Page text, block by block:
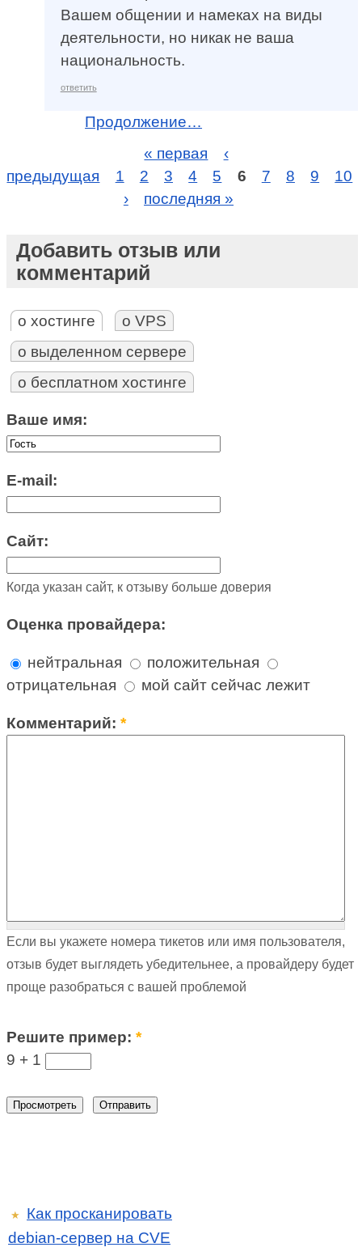
Вашем общении и намеках на виды
деятельности, но никак не ваша
национальность.
ответить
Продолжение…
« первая
‹
предыдущая
1 2 3 4 5 6 7 8 9
10
›
последняя »
Добавить отзыв или
комментарий
о хостинге
о VPS
о выделенном сервере
о бесплатном хостинге
Ваше имя:
E-mail:
Сайт:
Когда указан сайт, к отзыву больше доверия
Оценка провайдера:
нейтральная
положительная
отрицательная
мой сайт сейчас лежит
Комментарий:*
Если вы укажете номера тикетов или имя пользователя,
отзыв будет выглядеть убедительнее, а провайдеру будет
проще разобраться с вашей проблемой
Решите пример:*
9 + 1
★
Как просканировать
debian-сервер на CVE